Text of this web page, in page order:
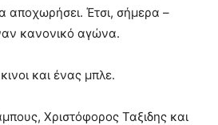
αποχωρήσει. Έτσι, σήμερα –
κανονικό αγώνα.
και ένας μπλε.
Χριστόφορος Ταξιδης και